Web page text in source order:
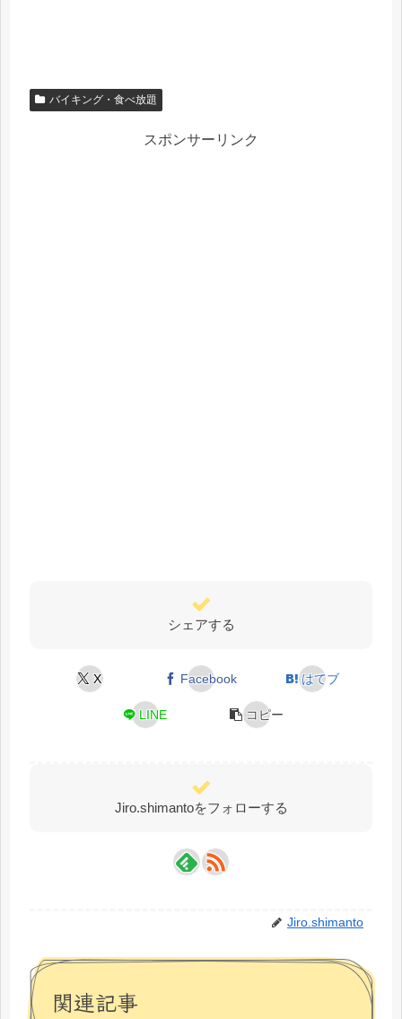
バイキング・食べ放題
スポンサーリンク
シェアする
X Facebook はてブ
LINE コピー
Jiro.shimantoをフォローする
Jiro.shimanto
関連記事